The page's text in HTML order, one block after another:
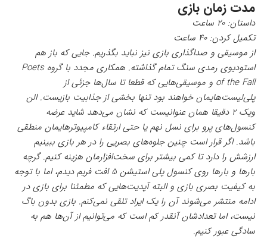
مدت زمان بازی
داستان: ۲۰ ساعت
تکمیل کردن: ۴۰ ساعت
از موسیقی و صداگذاری بازی نیز نباید بگذریم. جایی که باز هم
استودیوی رمدی سنگ تمام گذاشته. همکاری مجدد با گروه Poets
of the Fall و موسیقی‌هایی که قطعا تا سال‌ها جزئی از
پلی‌لیست‌هایمان خواهند بود تنها بخشی از جذابیت بازیست. الن
ویک ۲ دقیقا همان عنوانیست که نشان می‌دهد شاید عرضه
کنسول‌های پرو برای نسل نهم یا حتی ارتقاء کامپیوترهایمان منطقی
باشد. اگر قرار است چنین جلوه‌های بصریی را در هر بازی ببینیم
ارزشش را دارد تا کمی بیشتر برای سخت‌افزارمان هزینه کنیم. گرچه
بارها و بارها روی کنسول پلی استیشن ۵ افت فریم دیدم، اما با توجه
به کیفیت بصری بازی و البته آپدیت‌هایی که مطمئنا برای بازی در
ادامه منتشر می‌شوند آن را یک ایراد تلقی نمی‌کنم. بازی بدون باگ
نیست، اما تعدادشان آنقدر کم است که می‌توانیم از آن‌ها هم به
سادگی عبور کنیم.